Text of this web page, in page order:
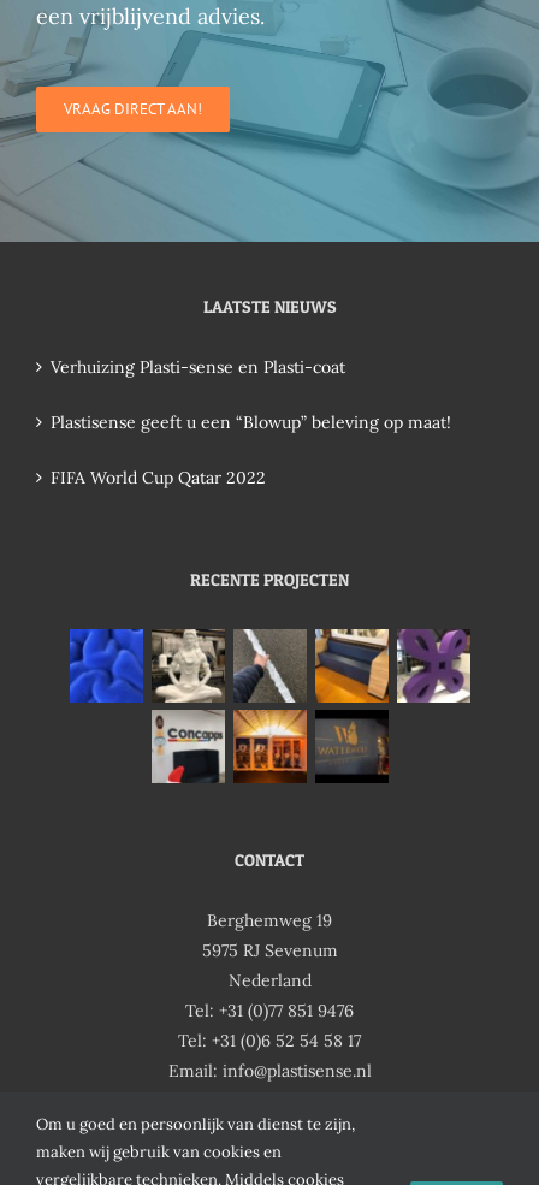
een vrijblijvend advies.
VRAAG DIRECT AAN!
LAATSTE NIEUWS
Verhuizing Plasti-sense en Plasti-coat
Plastisense geeft u een “Blowup” beleving op maat!
FIFA World Cup Qatar 2022
RECENTE PROJECTEN
CONTACT
Berghemweg 19
5975 RJ Sevenum
Nederland
Tel: +31 (0)77 851 9476
Tel: +31 (0)6 52 54 58 17
Email:
ln.es
nesit
salp@
ofni
Om u goed en persoonlijk van dienst te zijn,
maken wij gebruik van cookies en
vergelijkbare technieken. Middels cookies